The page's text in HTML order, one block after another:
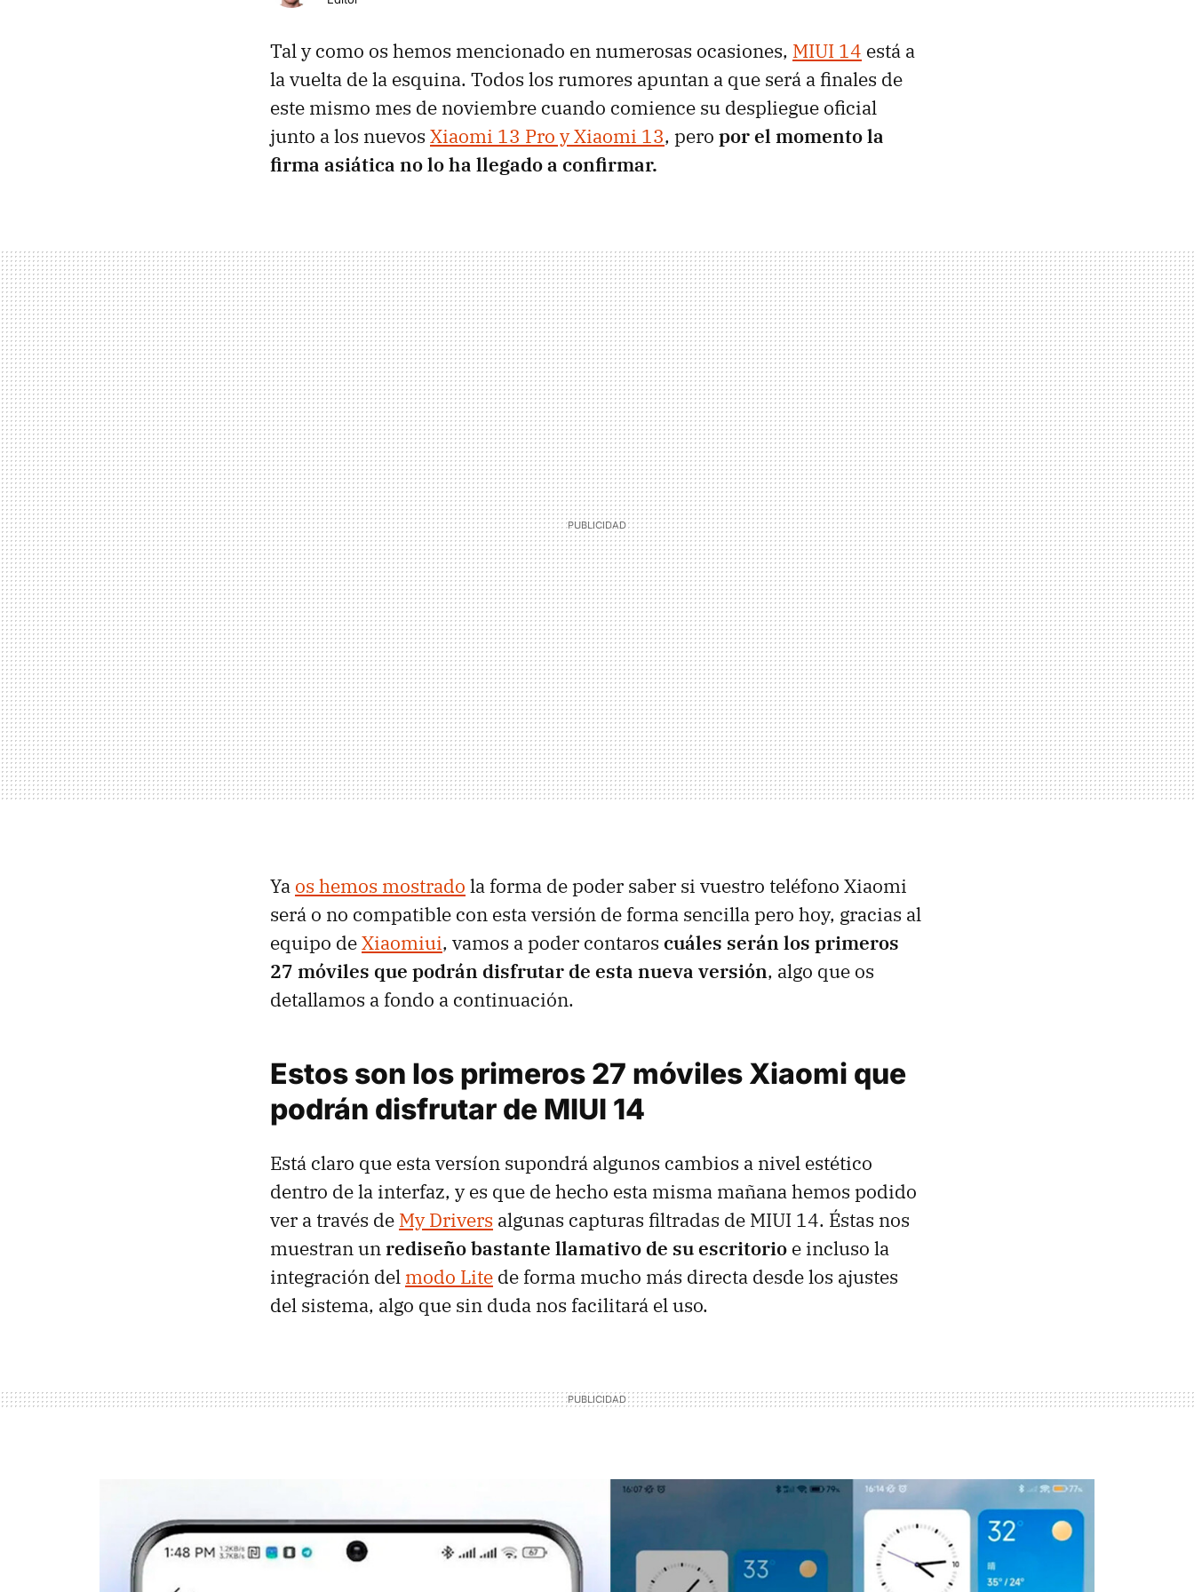
Tal y como os hemos mencionado en numerosas ocasiones, MIUI 14 está a
la vuelta de la esquina. Todos los rumores apuntan a que será a finales de
este mismo mes de noviembre cuando comience su despliegue oficial
junto a los nuevos Xiaomi 13 Pro y Xiaomi 13, pero por el momento la
firma asiática no lo ha llegado a confirmar.
Ya os hemos mostrado la forma de poder saber si vuestro teléfono Xiaomi
será o no compatible con esta versión de forma sencilla pero hoy, gracias al
equipo deXiaomiui, vamos a poder contaros cuáles serán los primeros
27 móviles que podrán disfrutar de esta nueva versión, algo que os
detallamos a fondo a continuación.
Estos son los primeros 27 móviles Xiaomi que
podrán disfrutar de MIUI 14
Está claro que esta versíon supondrá algunos cambios a nivel estético
dentro de la interfaz, y es que de hecho esta misma mañana hemos podido
ver a través de My Drivers algunas capturas filtradas de MIUI 14. Éstas nos
muestran un rediseño bastante llamativo de su escritorio e incluso la
integración del modo Lite de forma mucho más directa desde los ajustes
del sistema, algo que sin duda nos facilitará el uso.